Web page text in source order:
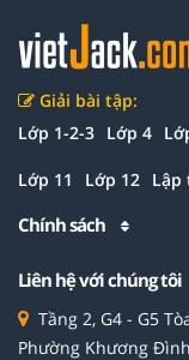
Giải bài tập:
Lớp 1-2-3 Lớp 4
Lớp 11 Lớp 12 Lập
Chính sách
Liên hệ với chúng tôi
Tầng 2, G4 - G5
Phường Khương